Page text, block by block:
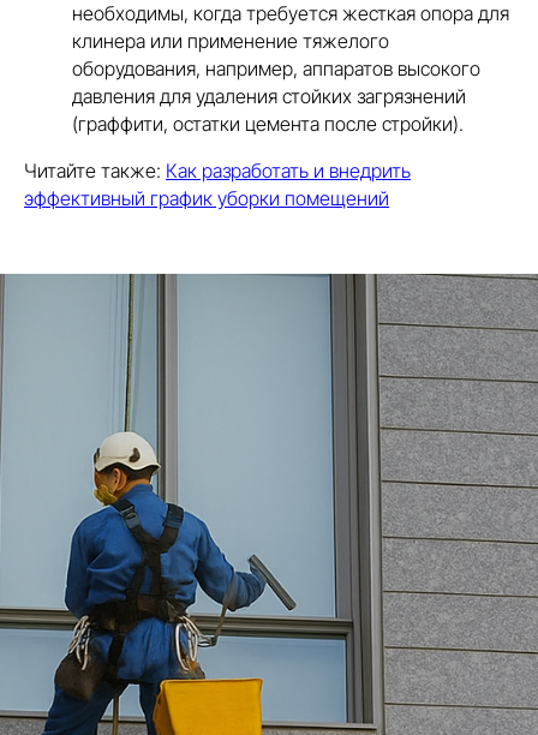
необходимы, когда требуется жесткая опора для
клинера или применение тяжелого
оборудования, например, аппаратов высокого
давления для удаления стойких загрязнений
(граффити, остатки цемента после стройки).
Читайте также: Как разработать и внедрить
эффективный график уборки помещений